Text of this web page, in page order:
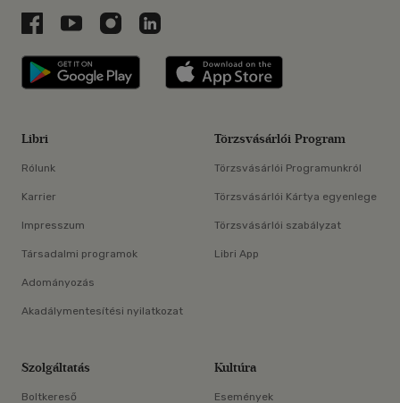
Libri a Facebookon
Libri a Youtube-on
Libri az Instagramon
Libri a LinkedInen
Libri applikáció Szerezd meg: Google
Libri
Rólunk
Karrier
Impresszum
Társadalmi programok
Adományozás
Akadálymentesítési nyilatkozat
Törzsvásárlói Program
Törzsvásárlói Programunkról
Törzsvásárlói Kártya egyenlege
Törzsvásárlói szabályzat
Libri App
Szolgáltatás
Boltkereső
Kultúra
Események